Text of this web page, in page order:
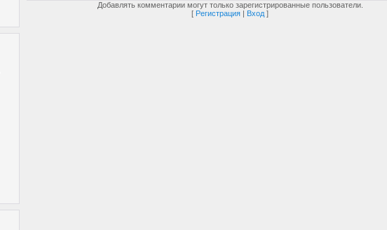
Добавлять комментарии могут только зарегистрированные пользователи.
[ Регистрация | Вход ]